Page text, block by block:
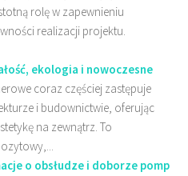
rolę w zapewnieniu
realizacji projektu.
ekologia i nowoczesne
coraz częściej zastępuje
i budownictwie, oferując
na zewnątrz. To
o obsłudze i doborze pomp